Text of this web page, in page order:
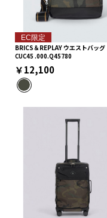
EC限定
BRICS＆REPLAY ウエストバッグ
CUC45 .000.Q45780
￥12,100